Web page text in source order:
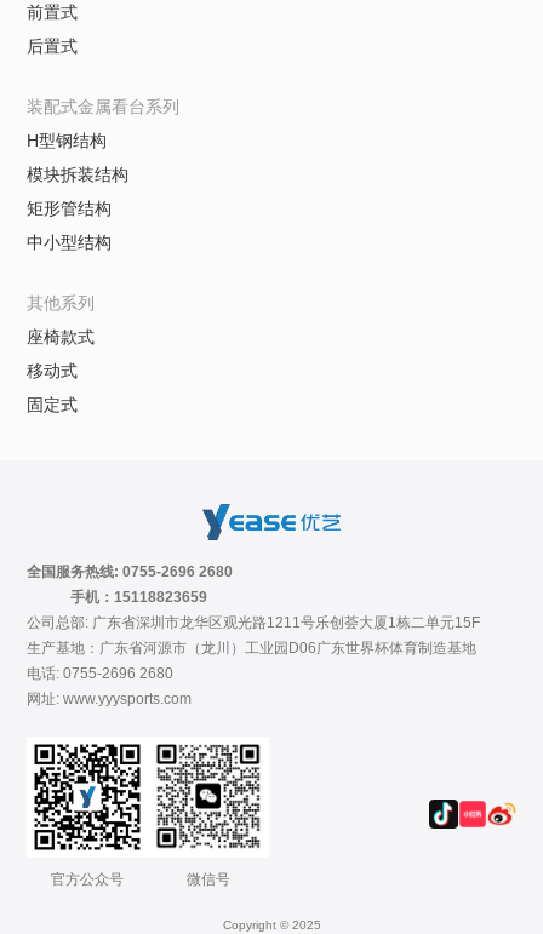
前置式
后置式
装配式金属看台系列
H型钢结构
模块拆装结构
矩形管结构
中小型结构
其他系列
座椅款式
移动式
固定式
全国服务热线: 0755-2696 2680
手机：15118823659
公司总部: 广东省深圳市龙华区观光路1211号乐创荟大厦1栋二单元15F
生产基地：广东省河源市（龙川）工业园D06广东世界杯体育制造基地
电话: 0755-2696 2680
网址: www.yyysports.com
官方公众号 微信号
Copyright © 2025